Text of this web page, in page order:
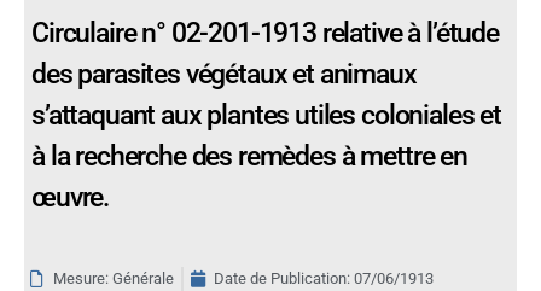
Circulaire n° 02-201-1913 relative à l’étude
des parasites végétaux et animaux
s’attaquant aux plantes utiles coloniales et
à la recherche des remèdes à mettre en
œuvre.
Mesure: Générale Date de Publication: 07/06/1913